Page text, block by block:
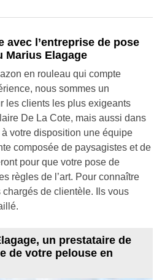
avec l’entreprise de pose
Marius Elagage
en rouleau qui compte
nous sommes un
les clients les plus exigeants
De La Cote, mais aussi dans
votre disposition une équipe
composée de paysagistes et de
pour que votre pose de
règles de l’art. Pour connaître
chargés de clientèle. Ils vous
un prestataire de
de votre pelouse en